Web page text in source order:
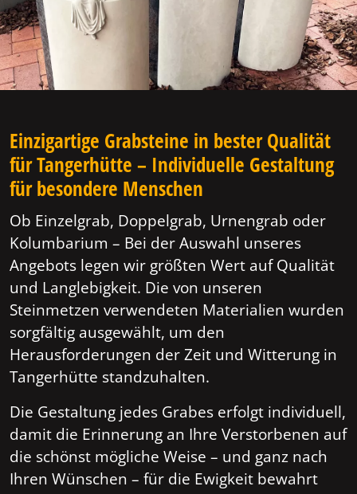
Einzigartige Grabsteine in bester Qualität
für Tangerhütte – Individuelle Gestaltung
für besondere Menschen
Ob Einzelgrab, Doppelgrab, Urnengrab oder
Kolumbarium – Bei der Auswahl unseres
Angebots legen wir größten Wert auf Qualität
und Langlebigkeit. Die von unseren
Steinmetzen verwendeten Materialien wurden
sorgfältig ausgewählt, um den
Herausforderungen der Zeit und Witterung in
Tangerhütte standzuhalten.
Die Gestaltung jedes Grabes erfolgt individuell,
damit die Erinnerung an Ihre Verstorbenen auf
die schönst mögliche Weise – und ganz nach
Ihren Wünschen – für die Ewigkeit bewahrt